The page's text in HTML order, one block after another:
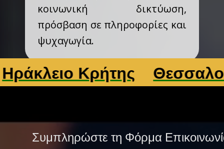
κοινωνική δικτύωση,
πρόσβαση σε πληροφορίες και
ψυχαγωγία.
Κρήτης Θεσσαλονίκη
Συμπληρώστε τη Φόρμα